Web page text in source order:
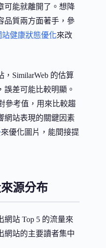
可能就離開了。想降
品質兩方面著手，參
站健康狀態優化來改
SimilarWeb 的估算
差可能比較明顯。
參考值，用來比較趨
網站表現的關鍵因素
來優化圖片，能間接提
源分布
站 Top 5 的流量來
網站的主要讀者集中